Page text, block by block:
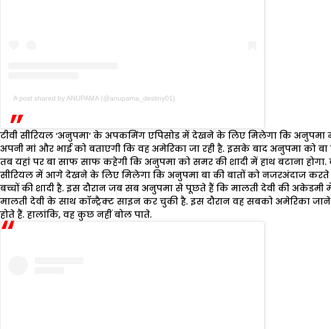
A post shared by ANUPAMA (@anupama_destiny01)
टीवी सीरियल ‘अनुपमा’ के अपकमिंग एपिसोड में देखने के लिए मिलेगा कि
अपनी मां और भाई को बताएगी कि वह अमेरिका जा रही है. इसके बाद अनुपमा
तब यहां पर बा साफ साफ कहेगी कि अनुपमा को समर की शादी में हाथ बटाना
सीरियल में आगे देखने के लिए मिलेगा कि अनुपमा बा की बातों को नजरअंदाज
बच्चों की शादी है. इस दौरान जब सब अनुपमा से पूछते हैं कि मालती देवी की
मालती देवी के साथ कॉन्ट्रैक्ट साइन कर चुकी है. इस दौरान वह सबको अमेरिका
होते हैं. हालांकि, वह कुछ नहीं बोल पाते.